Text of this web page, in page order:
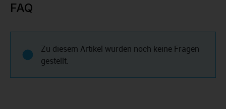
FAQ
Zu diesem Artikel wurden noch keine Fragen
gestellt.